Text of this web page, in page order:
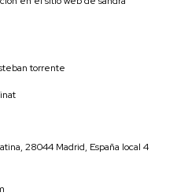
torrente
28044 Madrid, España local 4